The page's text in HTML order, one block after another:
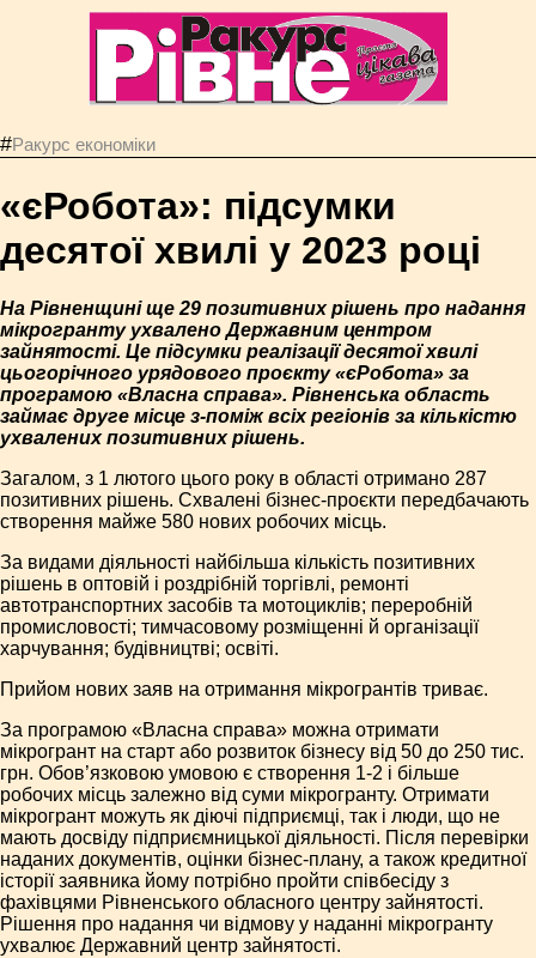
#Ракурс економiки
«єРобота»: підсумки
десятої хвилі у 2023 році
На Рівненщині ще 29 позитивних рішень про надання
мікрогранту ухвалено Державним центром
зайнятості. Це підсумки реалізації десятої хвилі
цьогорічного урядового проєкту «єРобота» за
програмою «Власна справа». Рівненська область
займає друге місце з-поміж всіх регіонів за кількістю
ухвалених позитивних рішень.
Загалом, з 1 лютого цього року в області отримано 287
позитивних рішень. Схвалені бізнес-проєкти передбачають
створення майже 580 нових робочих місць.
За видами діяльності найбільша кількість позитивних
рішень в оптовій і роздрібній торгівлі, ремонті
автотранспортних засобів та мотоциклів; переробній
промисловості; тимчасовому розміщенні й організації
харчування; будівництві; освіті.
Прийом нових заяв на отримання мікрогрантів триває.
За програмою «Власна справа» можна отримати
мікрогрант на старт або розвиток бізнесу від 50 до 250 тис.
грн. Обов’язковою умовою є створення 1-2 і більше
робочих місць залежно від суми мікрогранту. Отримати
мікрогрант можуть як діючі підприємці, так і люди, що не
мають досвіду підприємницької діяльності. Після перевірки
наданих документів, оцінки бізнес-плану, а також кредитної
історії заявника йому потрібно пройти співбесіду з
фахівцями Рівненського обласного центру зайнятості.
Рішення про надання чи відмову у наданні мікрогранту
ухвалює Державний центр зайнятості.